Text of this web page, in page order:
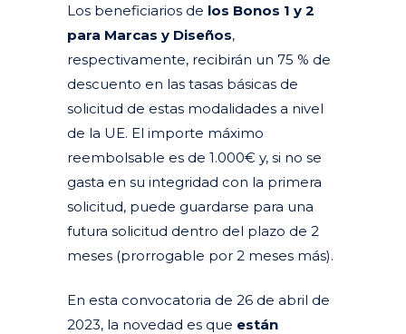
Los beneficiarios de los Bonos 1 y 2
para Marcas y Diseños,
respectivamente, recibirán un 75 % de
descuento en las tasas básicas de
solicitud de estas modalidades a nivel
de la UE. El importe máximo
reembolsable es de 1.000€ y, si no se
gasta en su integridad con la primera
solicitud, puede guardarse para una
futura solicitud dentro del plazo de 2
meses (prorrogable por 2 meses más).
En esta convocatoria de 26 de abril de
2023, la novedad es que están